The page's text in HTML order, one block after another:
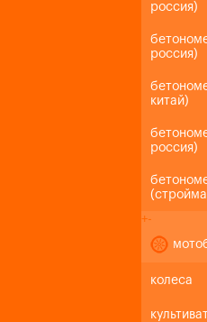
россия)
россия)
китай)
россия)
+-
колеса